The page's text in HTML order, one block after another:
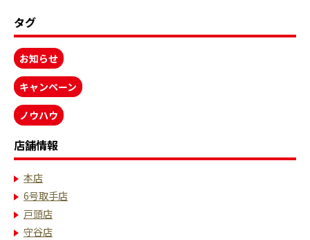
タグ
お知らせ
キャンペーン
ノウハウ
店舗情報
本店
6号取手店
戸頭店
守谷店